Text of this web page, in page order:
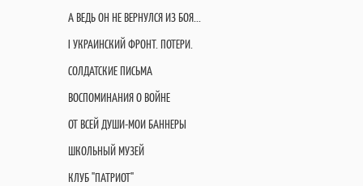
А ВЕДЬ ОН НЕ ВЕРНУЛСЯ ИЗ БОЯ...
I УКРАИНСКИЙ ФРОНТ. ПОТЕРИ.
СОЛДАТСКИЕ ПИСЬМА
ВОСПОМИНАНИЯ О ВОЙНЕ
ОТ ВСЕЙ ДУШИ-МОИ БАННЕРЫ
ШКОЛЬНЫЙ МУЗЕЙ
КЛУБ "ПАТРИОТ"